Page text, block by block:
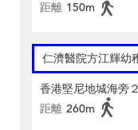
距離 150m
仁濟醫院方江輝幼
香港堅尼地城海旁
距離 260m